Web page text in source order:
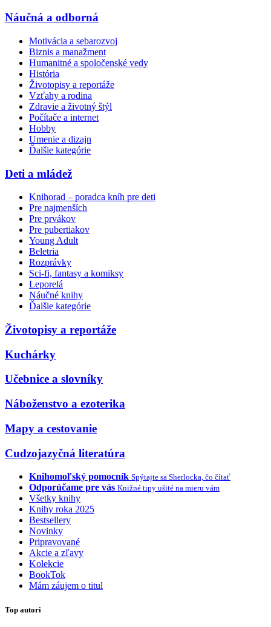
Náučná a odborná
Motivácia a sebarozvoj
Biznis a manažment
Humanitné a spoločenské vedy
História
Životopisy a reportáže
Vzťahy a rodina
Zdravie a životný štýl
Počítače a internet
Hobby
Umenie a dizajn
Ďalšie kategórie
Deti a mládež
Knihorad – poradca kníh pre deti
Pre najmenších
Pre prvákov
Pre pubertiakov
Young Adult
Beletria
Rozprávky
Sci-fi, fantasy a komiksy
Leporelá
Náučné knihy
Ďalšie kategórie
Životopisy a reportáže
Kuchárky
Učebnice a slovníky
Náboženstvo a ezoterika
Mapy a cestovanie
Cudzojazyčná literatúra
Knihomoľský pomocník Spýtajte sa Sherlocka, čo čítať
Odporúčame pre vás Knižné tipy ušité na mieru vám
Všetky knihy
Knihy roka 2025
Bestsellery
Novinky
Pripravované
Akcie a zľavy
Kolekcie
BookTok
Mám záujem o titul
Top autori